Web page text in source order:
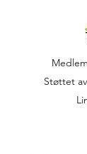
Støttet